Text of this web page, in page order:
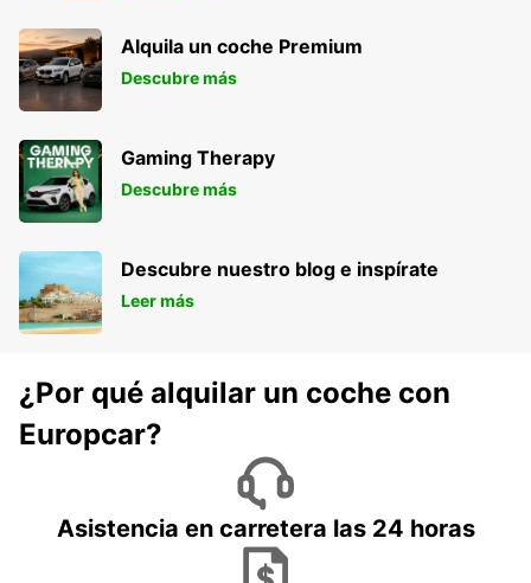
Alquila un coche Premium
Descubre más
Gaming Therapy
Descubre más
Descubre nuestro blog e inspírate
Leer más
¿Por qué alquilar un coche con
Europcar?
Asistencia en carretera las 24 horas